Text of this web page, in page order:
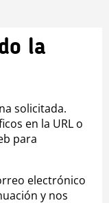
la
solicitada.
en la URL o
para
electrónico
y nos